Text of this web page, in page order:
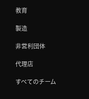
教育
製造
非営利団体
代理店
すべてのチーム